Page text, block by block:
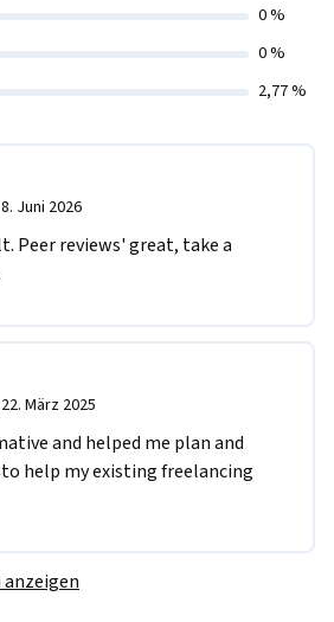
0 %
0 %
2,77 %
Juni 2026
Peer reviews' great, take a
März 2025
and helped me plan and
help my existing freelancing